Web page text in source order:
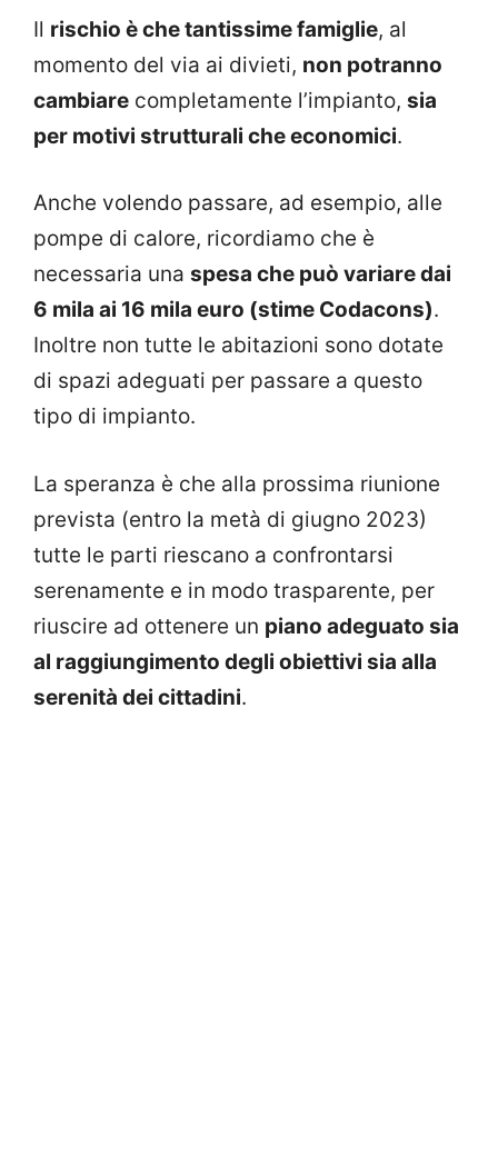
Il rischio è che tantissime famiglie, al
momento del via ai divieti, non potranno
cambiare completamente l’impianto, sia
per motivi strutturali che economici.
Anche volendo passare, ad esempio, alle
pompe di calore, ricordiamo che è
necessaria una spesa che può variare dai
6 mila ai 16 mila euro (stime Codacons).
Inoltre non tutte le abitazioni sono dotate
di spazi adeguati per passare a questo
tipo di impianto.
La speranza è che alla prossima riunione
prevista (entro la metà di giugno 2023)
tutte le parti riescano a confrontarsi
serenamente e in modo trasparente, per
riuscire ad ottenere un piano adeguato sia
al raggiungimento degli obiettivi sia alla
serenità dei cittadini.